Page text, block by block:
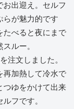
お出迎え。セルフ
らが魅力的です
たべると夜にまで
ルー。
注文しました。
再加熱して冷水で
つゆをかけて出来
フです。